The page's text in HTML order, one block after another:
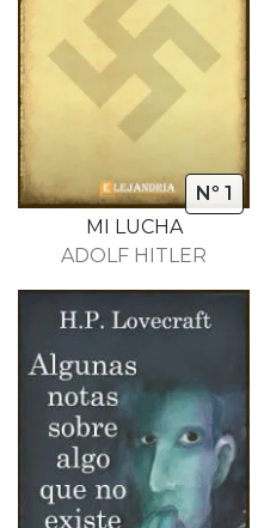
Nº 1
MI LUCHA
ADOLF HITLER